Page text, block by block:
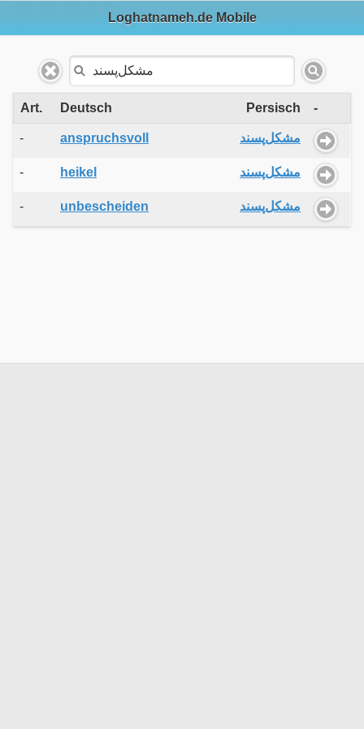
Loghatnameh.de Mobile
Art. Deutsch Persisch -
- anspruchsvoll مشکل‌پسند
- heikel مشکل‌پسند
- unbescheiden مشکل‌پسند